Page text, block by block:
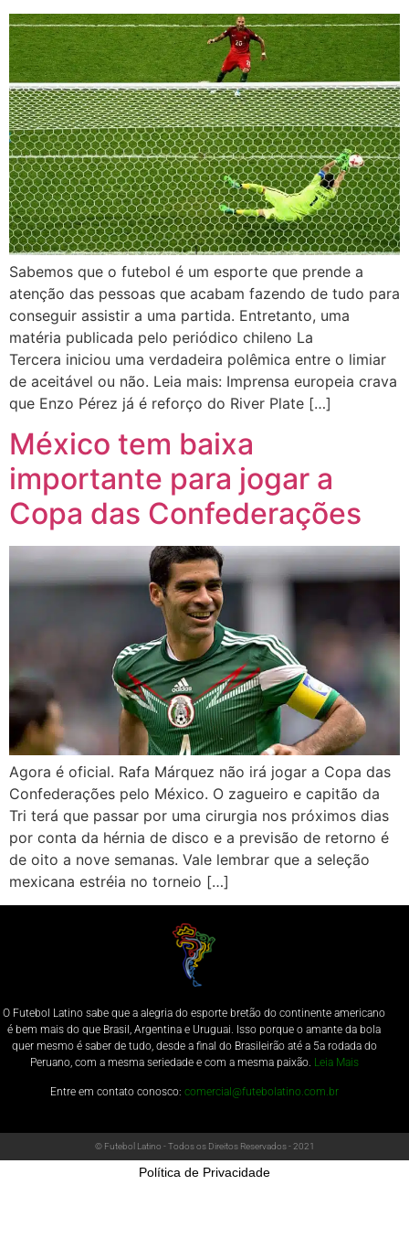
Sabemos que o futebol é um esporte que prende a
atenção das pessoas que acabam fazendo de tudo para
conseguir assistir a uma partida. Entretanto, uma
matéria publicada pelo periódico chileno La
Tercera iniciou uma verdadeira polêmica entre o limiar
de aceitável ou não. Leia mais: Imprensa europeia crava
que Enzo Pérez já é reforço do River Plate […]
México tem baixa
importante para jogar a
Copa das Confederações
Agora é oficial. Rafa Márquez não irá jogar a Copa das
Confederações pelo México. O zagueiro e capitão da
Tri terá que passar por uma cirurgia nos próximos dias
por conta da hérnia de disco e a previsão de retorno é
de oito a nove semanas. Vale lembrar que a seleção
mexicana estréia no torneio […]
O Futebol Latino sabe que a alegria do esporte bretão do continente americano
é bem mais do que Brasil, Argentina e Uruguai. Isso porque o amante da bola
quer mesmo é saber de tudo, desde a final do Brasileirão até a 5a rodada do
Peruano, com a mesma seriedade e com a mesma paixão. Leia Mais
Entre em contato conosco: comercial@futebolatino.com.br
© Futebol Latino - Todos os Direitos Reservados - 2021
Política de Privacidade